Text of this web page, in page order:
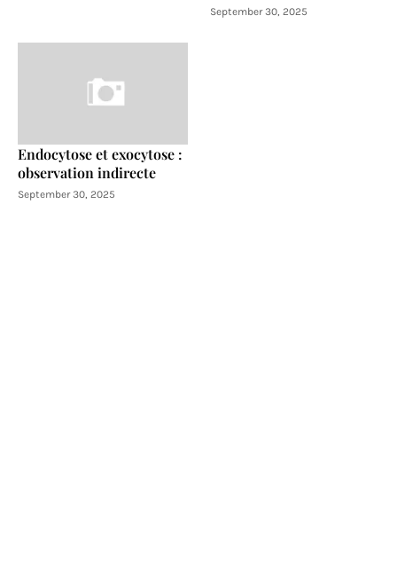
September 30, 2025
Endocytose et exocytose :
observation indirecte
September 30, 2025